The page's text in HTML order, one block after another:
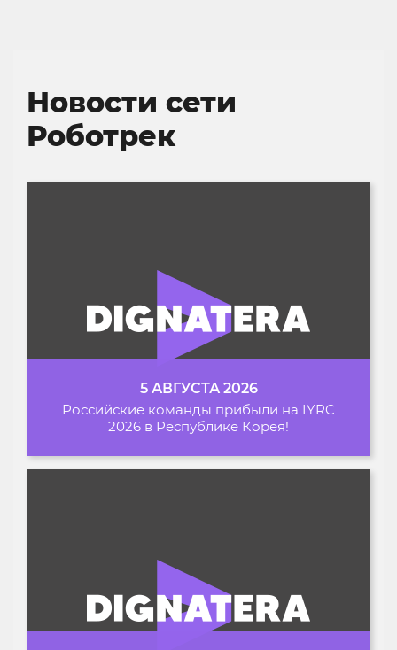
Новости сети
Роботрек
5 АВГУСТА 2026
Российские команды прибыли на IYRC
2026 в Республике Корея!